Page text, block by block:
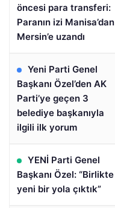
öncesi para transferi:
Paranın izi Manisa’dan
Mersin’e uzandı
Yeni Parti Genel
Başkanı Özel’den AK
Parti’ye geçen 3
belediye başkanıyla
ilgili ilk yorum
YENİ Parti Genel
Başkanı Özel: “Birlikte
yeni bir yola çıktık”